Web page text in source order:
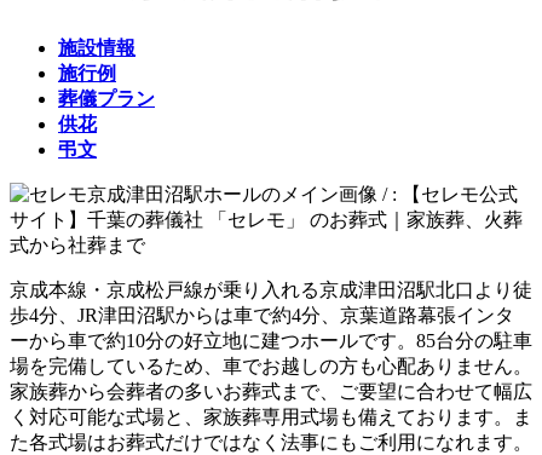
施設情報
施行例
葬儀プラン
供花
弔文
京成本線・京成松戸線が乗り入れる京成津田沼駅北口より徒
歩4分、JR津田沼駅からは車で約4分、京葉道路幕張インタ
ーから車で約10分の好立地に建つホールです。85台分の駐車
場を完備しているため、車でお越しの方も心配ありません。
家族葬から会葬者の多いお葬式まで、ご要望に合わせて幅広
く対応可能な式場と、家族葬専用式場も備えております。ま
た各式場はお葬式だけではなく法事にもご利用になれます。